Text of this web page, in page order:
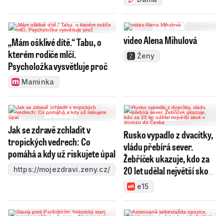
„Mám ošklivé dítě.“ Tabu, o
kterém rodiče mlčí.
Psycholožka vysvětluje proč
Maminka
video Alena Mihulová
Ženy
Jak se zdravě zchladit v
tropických vedrech: Co
pomáhá a kdy už riskujete úpal
https://mojezdravi.zeny.cz/
Rusko vypadlo z dvacítky,
vládu přebírá sever.
Žebříček ukazuje, kdo za
20 let udělal největší skok
v dovozu do Česka
e15